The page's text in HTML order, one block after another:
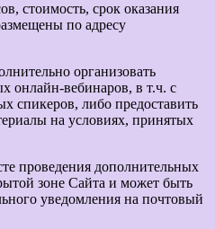
стоимость, срок оказания
по адресу
организовать
онлайн-вебинаров, в т.ч. с
спикеров, либо предоставить
на условиях, принятых
проведения дополнительных
зоне Сайта и может быть
уведомления на почтовый